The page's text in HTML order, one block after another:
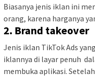
Biasanya jenis iklan ini
orang, karena harganya
2. Brand takeover
Jenis iklan TikTok Ads
iklannya di layar penuh
membuka aplikasi.